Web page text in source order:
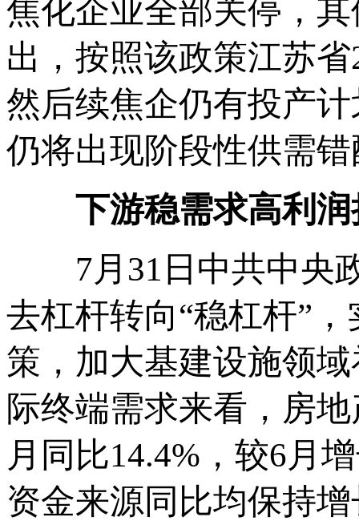
焦化企业全部关停，
出，按照该政策江苏
然后续焦企仍有投产
仍将出现阶段性供需
下游稳需求高利
7月31日中共中央政
去杠杆转向“稳杠杆”
策，加大基建设施领
际终端需求来看，房
月同比14.4%，较6月
资金来源同比均保持